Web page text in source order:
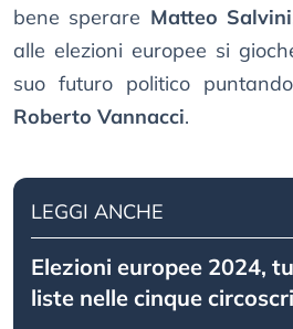
bene sperare Matteo Salvini
alle elezioni europee si
suo futuro politico
Roberto Vannacci.
LEGGI ANCHE
Elezioni europee 2024,
liste nelle cinque